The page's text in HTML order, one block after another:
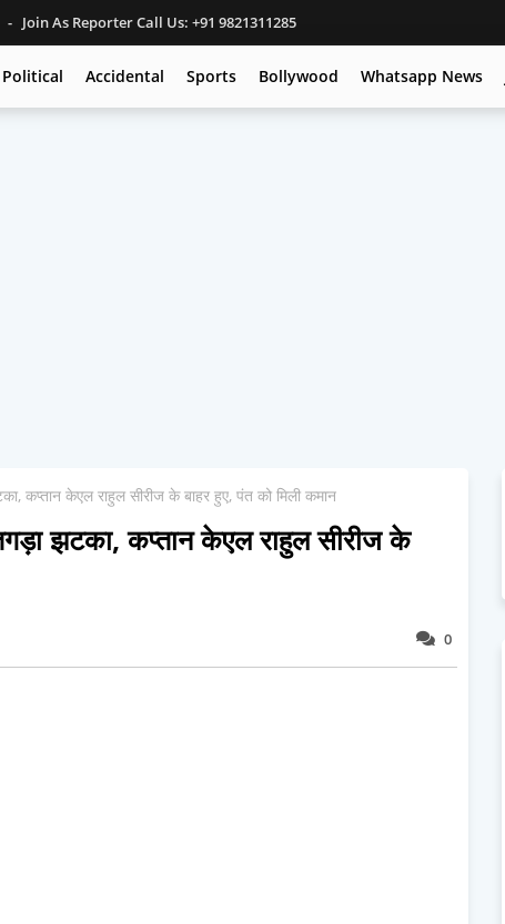
Join As Reporter Call Us: +91 9821311285
Political Accidental Sports Bollywood Whatsapp News
कप्तान केएल राहुल सीरीज के बाहर हुए, पंत को मिली कमान
झटका, कप्तान केएल राहुल सीरीज के
0